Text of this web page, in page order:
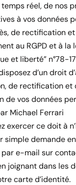
temps réel, de nos
à vos données
de rectification
au RGPD et à la
et liberté” n°78-
d’un droit
de rectification et
de vos données
Michael Ferrari
exercer ce doit à
simple demande
e-mail sur
joignant dans les
carte d’identité.